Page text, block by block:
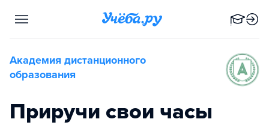
Академия дистанционного
образования
Приручи свои часы